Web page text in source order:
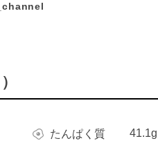
たんぱく質 41.1g